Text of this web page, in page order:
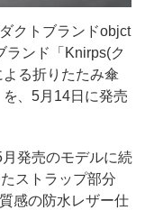
クトブランドobjct
ランド「Knirps(ク
る折りたたみ傘
を、5月14日に発売
発売のモデルに続
ストラップ部分
感の防水レザー仕